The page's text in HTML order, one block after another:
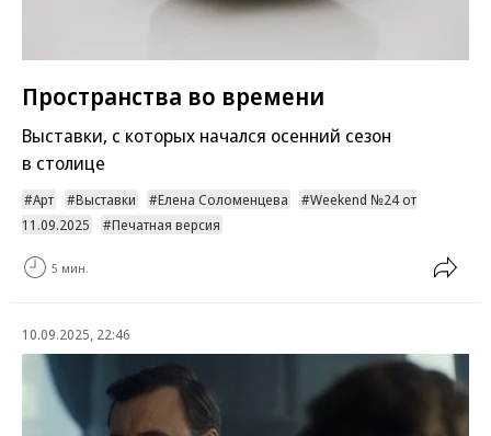
Пространства во времени
Выставки, с которых начался осенний сезон
в столице
Арт Выставки Елена Соломенцева
Weekend №24 от
11.09.2025
Печатная версия
5 мин.
10.09.2025, 22:46